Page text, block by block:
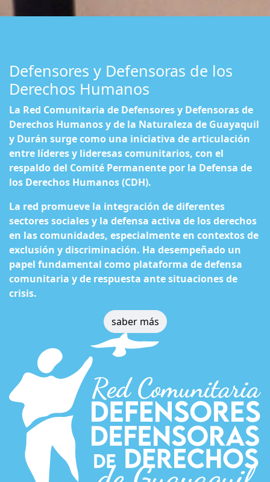
Defensores y Defensoras de los
Derechos Humanos
La Red Comunitaria de Defensores y Defensoras de
Derechos Humanos y de la Naturaleza de Guayaquil
y Durán surge como una iniciativa de articulación
entre líderes y lideresas comunitarios, con el
respaldo del Comité Permanente por la Defensa de
los Derechos Humanos (CDH).
La red promueve la integración de diferentes
sectores sociales y la defensa activa de los derechos
en las comunidades, especialmente en contextos de
exclusión y discriminación. Ha desempeñado un
papel fundamental como plataforma de defensa
comunitaria y de respuesta ante situaciones de
crisis.
saber más